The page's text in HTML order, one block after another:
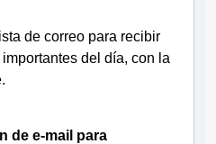
de correo para recibir
del día, con la
de e-mail para